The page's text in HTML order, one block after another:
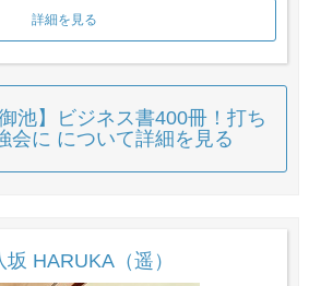
詳細を見る
池】ビジネス書400冊！打ち
会に について詳細を見る
HARUKA（遥）